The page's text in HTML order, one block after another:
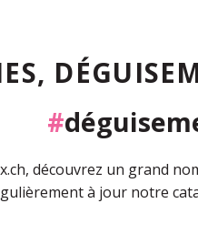
#
découvrez un grand
à jour notre